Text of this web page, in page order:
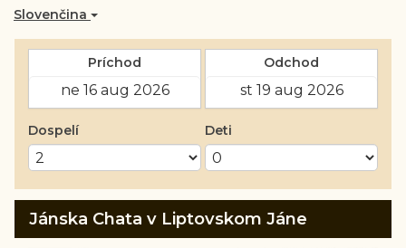
Slovenčina
Príchod Odchod
Dospelí Deti
Jánska Chata v Liptovskom Jáne